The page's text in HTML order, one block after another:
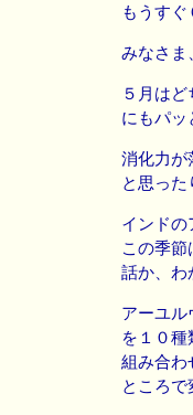
もうすぐ
みなさま
５月は
にもパッ
消化力が
と思っ
インドの
この季
話か、わ
アーユル
を１０
組み合わ
ところで